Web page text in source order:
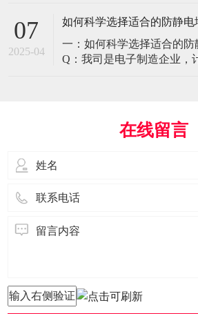
环境特殊性对防静电地板提
疗影像环境的特殊需求 电磁兼容性要求 •
MRI室需完全无磁：磁化率
07
2025-04
如何科学选择适合的防静电
一：如何科学选择适合的防
Q：我司是电子制造企业，
用场景、技术指标及长期维
量。作为深耕行业多年的广
在线留言